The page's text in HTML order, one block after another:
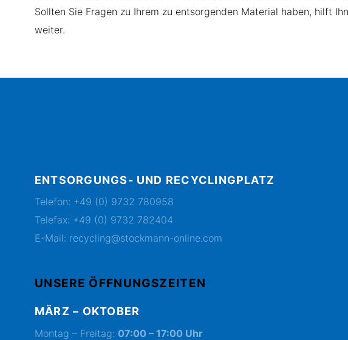
Sollten Sie Fragen zu Ihrem zu entsorgenden Material haben, hilft
weiter.
ENTSORGUNGS- UND RECYCLINGPLATZ
Telefon: +49 (0) 9732 780958
Telefax: +49 (0) 9732 782404
E-Mail: recycling@stockmann-online.com
UNSERE ÖFFNUNGSZEITEN
MÄRZ – OKTOBER
Montag – Freitag: 07:00 – 17:00 Uhr